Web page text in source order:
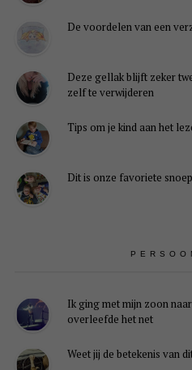
De voordelen van een
Deze gellak blijft zeker
zelf te verwijderen
Tips om je kind aan het
Dit is onze favoriete
Ik ging met mijn zoon
overleefde het net
Weet jij de betekenis van